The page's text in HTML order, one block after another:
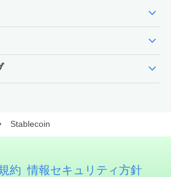
expand_more
expand_more
expand_more
Stablecoin
約 情報セキュリティ方針